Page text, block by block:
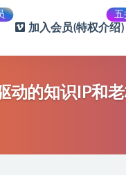
加入会员(特权介绍)
五
动的知识IP和